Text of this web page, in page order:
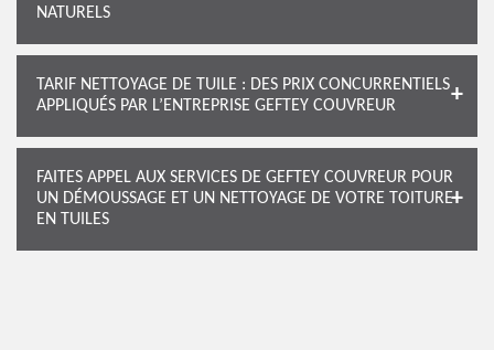
NATURELS
TARIF NETTOYAGE DE TUILE : DES PRIX CONCURRENTIELS
APPLIQUÉS PAR L’ENTREPRISE GEFTEY COUVREUR
FAITES APPEL AUX SERVICES DE GEFTEY COUVREUR POUR
UN DÉMOUSSAGE ET UN NETTOYAGE DE VOTRE TOITURE
EN TUILES